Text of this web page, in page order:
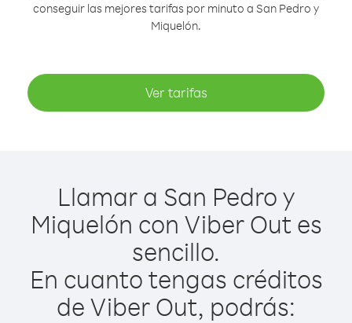
conseguir las mejores tarifas por minuto a San Pedro y
Miquelón.
Ver tarifas
Llamar a San Pedro y
Miquelón con Viber Out es
sencillo.
En cuanto tengas créditos
de Viber Out, podrás: